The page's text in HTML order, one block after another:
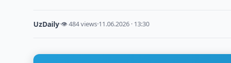
UzDaily·👁 484 views·11.06.2026 · 13:30